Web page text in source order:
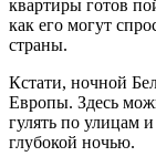
квартиры готов
как его могут
страны.
Кстати, ночной
Европы. Здесь
гулять по улицам
глубокой ночью.